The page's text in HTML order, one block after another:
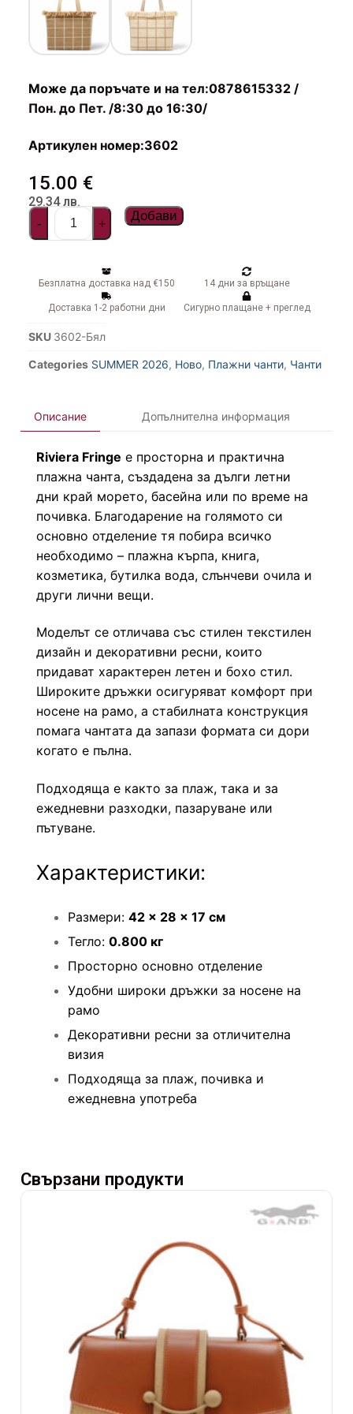
Чадъри
Може да поръчате и на тел:0878615332 /
Пон. до Пет. /8:30 до 16:30/
Артикулен номер:3602
15.00 €
29.34лв.
- + Добави
Безплатна доставка над €150 14 дни за връщане
Доставка 1-2 работни дни Сигурно плащане + преглед
SKU 3602-Бял
Categories SUMMER 2026, Ново, Плажни чанти, Чанти
Описание Допълнителна информация
Riviera Fringe е просторна и практична
плажна чанта, създадена за дълги летни
дни край морето, басейна или по време на
почивка. Благодарение на голямото си
основно отделение тя побира всичко
необходимо – плажна кърпа, книга,
козметика, бутилка вода, слънчеви очила и
други лични вещи.
Моделът се отличава със стилен текстилен
дизайн и декоративни ресни, които
придават характерен летен и бохо стил.
Широките дръжки осигуряват комфорт при
носене на рамо, а стабилната конструкция
помага чантата да запази формата си дори
когато е пълна.
Подходяща е както за плаж, така и за
ежедневни разходки, пазаруване или
пътуване.
Характеристики:
Размери: 42 × 28 × 17 см
Тегло: 0.800 кг
Просторно основно отделение
Удобни широки дръжки за носене на
рамо
Декоративни ресни за отличителна
визия
Подходяща за плаж, почивка и
ежедневна употреба
Свързани продукти